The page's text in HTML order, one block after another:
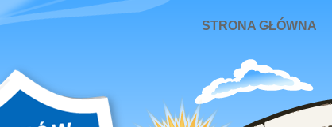
STRONA GŁÓWNA